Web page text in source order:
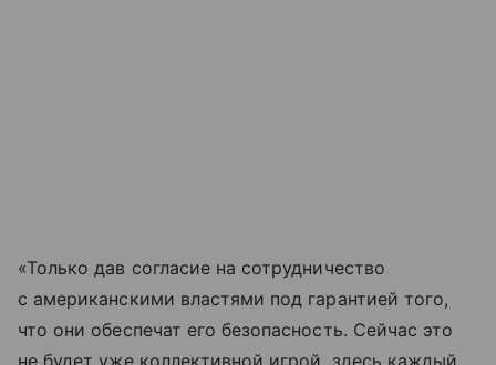
«Только дав согласие на сотрудничество
с американскими властями под гарантией того,
что они обеспечат его безопасность. Сейчас это
не будет уже коллективной игрой, здесь каждый